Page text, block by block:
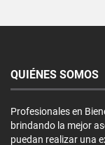
QUIÉNES SOMOS
Profesionales en
brindando la mejor
puedan realizar una